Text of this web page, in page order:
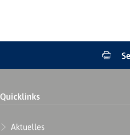
Quicklinks
Aktuelles